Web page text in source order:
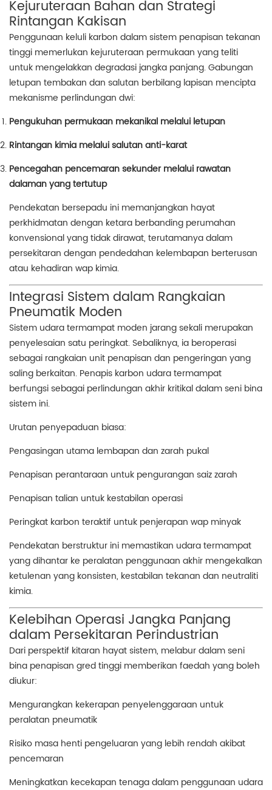
Kejuruteraan Bahan dan Strategi
Rintangan Kakisan
Penggunaan keluli karbon dalam sistem penapisan tekanan
tinggi memerlukan kejuruteraan permukaan yang teliti
untuk mengelakkan degradasi jangka panjang. Gabungan
letupan tembakan dan salutan berbilang lapisan mencipta
mekanisme perlindungan dwi:
Pengukuhan permukaan mekanikal melalui letupan
Rintangan kimia melalui salutan anti-karat
Pencegahan pencemaran sekunder melalui rawatan
dalaman yang tertutup
Pendekatan bersepadu ini memanjangkan hayat
perkhidmatan dengan ketara berbanding perumahan
konvensional yang tidak dirawat, terutamanya dalam
persekitaran dengan pendedahan kelembapan berterusan
atau kehadiran wap kimia.
Integrasi Sistem dalam Rangkaian
Pneumatik Moden
Sistem udara termampat moden jarang sekali merupakan
penyelesaian satu peringkat. Sebaliknya, ia beroperasi
sebagai rangkaian unit penapisan dan pengeringan yang
saling berkaitan. Penapis karbon udara termampat
berfungsi sebagai perlindungan akhir kritikal dalam seni bina
sistem ini.
Urutan penyepaduan biasa:
Pengasingan utama lembapan dan zarah pukal
Penapisan perantaraan untuk pengurangan saiz zarah
Penapisan talian untuk kestabilan operasi
Peringkat karbon teraktif untuk penjerapan wap minyak
Pendekatan berstruktur ini memastikan udara termampat
yang dihantar ke peralatan penggunaan akhir mengekalkan
ketulenan yang konsisten, kestabilan tekanan dan neutraliti
kimia.
Kelebihan Operasi Jangka Panjang
dalam Persekitaran Perindustrian
Dari perspektif kitaran hayat sistem, melabur dalam seni
bina penapisan gred tinggi memberikan faedah yang boleh
diukur:
Mengurangkan kekerapan penyelenggaraan untuk
peralatan pneumatik
Risiko masa henti pengeluaran yang lebih rendah akibat
pencemaran
Meningkatkan kecekapan tenaga dalam penggunaan udara